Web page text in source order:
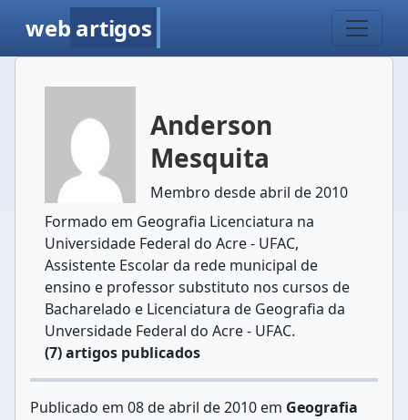
web artigos
Anderson
Mesquita
Membro desde abril de 2010
Formado em Geografia Licenciatura na
Universidade Federal do Acre - UFAC,
Assistente Escolar da rede municipal de
ensino e professor substituto nos cursos de
Bacharelado e Licenciatura de Geografia da
Unversidade Federal do Acre - UFAC.
(7) artigos publicados
Publicado em 08 de abril de 2010 em Geografia